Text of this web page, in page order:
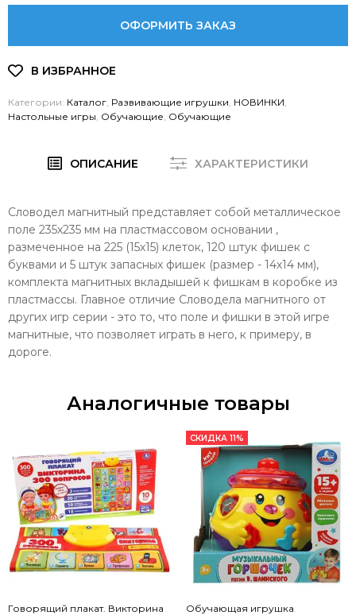
ОФОРМИТЬ ЗАКАЗ
Категории: Каталог Развивающие игрушки НОВИНКИ
Настольные игры Обучающие Обучающие
ОПИСАНИЕ ХАРАКТЕРИСТИКИ
Словодел магнитный представляет собой металлическое
поле 235х235 мм на пластмассовом основании ,
размеченное на 225 (15х15) клеток, 120 штук фишек с
буквами и 5 штук запасных фишек (размер - 14х14 мм),
комплекта магнитных вкладышей к фишкам в коробке из
пластмассы. Главное отличие Словодела магнитного от
других игр серии - это то, что поле и фишки в этой игре
магнитные, что позволяет играть в него, к примеру, в
дороге.
Аналогичные товары
Говорящий плакат. Викторина
СКИДКА 11%
Обучающая игрушка